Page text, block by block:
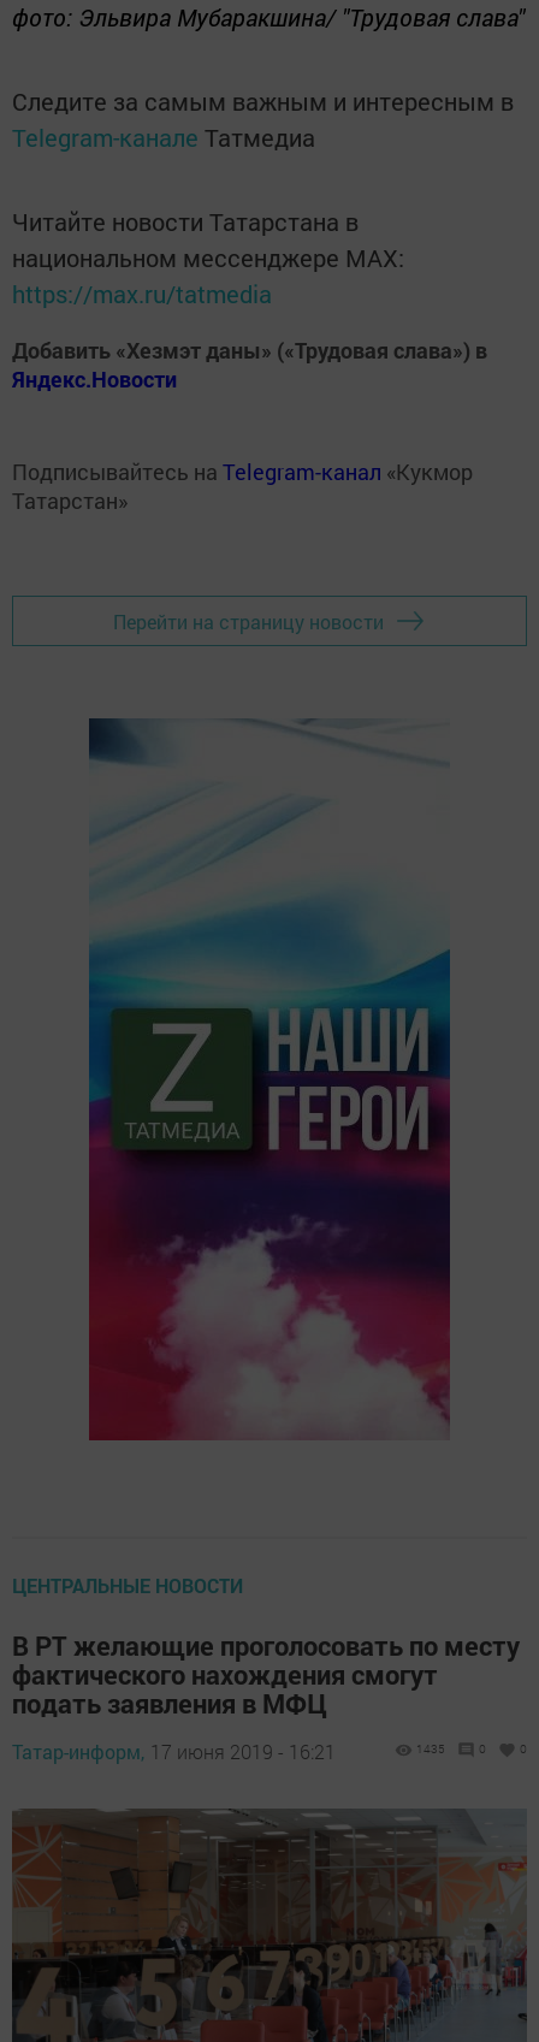
фото: Эльвира Мубаракшина/ "Трудовая слава"
Следите за самым важным и интересным в
Telegram-канале Татмедиа
Читайте новости Татарстана в
национальном мессенджере MАХ:
https://max.ru/tatmedia
Добавить «Хезмэт даны» («Трудовая слава») в
Яндекс.Новости
Подписывайтесь на Telegram-канал «Кукмор
Татарстан»
Перейти на страницу новости
ЦЕНТРАЛЬНЫЕ НОВОСТИ
В РТ желающие проголосовать по месту
фактического нахождения смогут
подать заявления в МФЦ
Татар-информ, 17 июня 2019 - 16:21 1435 0 0